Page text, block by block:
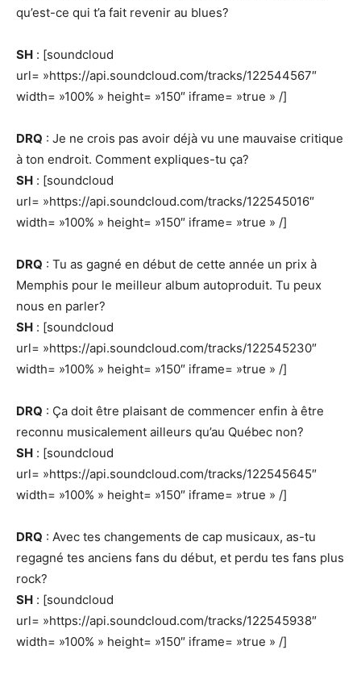
qu’est-ce qui t’a fait revenir au blues?
SH : [soundcloud
url= »https://api.soundcloud.com/tracks/122544567″
width= »100% » height= »150″ iframe= »true » /]
DRQ : Je ne crois pas avoir déjà vu une mauvaise critique
à ton endroit. Comment expliques-tu ça?
SH : [soundcloud
url= »https://api.soundcloud.com/tracks/122545016″
width= »100% » height= »150″ iframe= »true » /]
DRQ : Tu as gagné en début de cette année un prix à
Memphis pour le meilleur album autoproduit. Tu peux
nous en parler?
SH : [soundcloud
url= »https://api.soundcloud.com/tracks/122545230″
width= »100% » height= »150″ iframe= »true » /]
DRQ : Ça doit être plaisant de commencer enfin à être
reconnu musicalement ailleurs qu’au Québec non?
SH : [soundcloud
url= »https://api.soundcloud.com/tracks/122545645″
width= »100% » height= »150″ iframe= »true » /]
DRQ : Avec tes changements de cap musicaux, as-tu
regagné tes anciens fans du début, et perdu tes fans plus
rock?
SH : [soundcloud
url= »https://api.soundcloud.com/tracks/122545938″
width= »100% » height= »150″ iframe= »true » /]